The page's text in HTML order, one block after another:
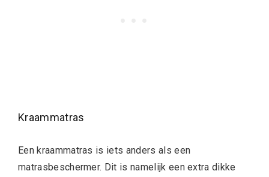
Kraammatras
Een kraammatras is iets anders als een
matrasbeschermer. Dit is namelijk een extra dikke